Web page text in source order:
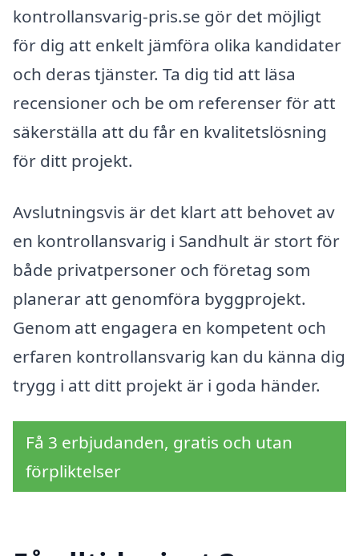
kontrollansvarig-pris.se gör det möjligt
för dig att enkelt jämföra olika kandidater
och deras tjänster. Ta dig tid att läsa
recensioner och be om referenser för att
säkerställa att du får en kvalitetslösning
för ditt projekt.
Avslutningsvis är det klart att behovet av
en kontrollansvarig i Sandhult är stort för
både privatpersoner och företag som
planerar att genomföra byggprojekt.
Genom att engagera en kompetent och
erfaren kontrollansvarig kan du känna dig
trygg i att ditt projekt är i goda händer.
Få 3 erbjudanden, gratis och utan
förpliktelser